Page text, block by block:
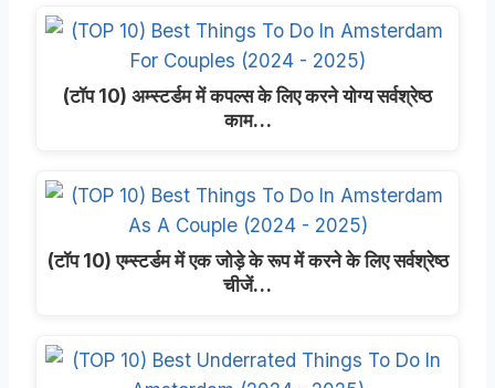
(टॉप 10) अम्स्टर्डम में कपल्स के लिए करने योग्य सर्वश्रेष्ठ
काम…
(टॉप 10) एम्स्टर्डम में एक जोड़े के रूप में करने के लिए सर्वश्रेष्ठ
चीजें…